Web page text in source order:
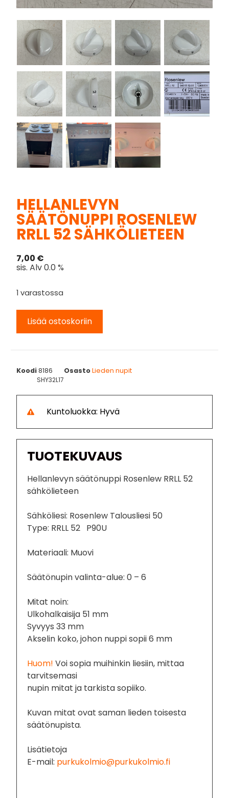
HELLANLEVYN
SÄÄTÖNUPPI ROSENLEW
RRLL 52 SÄHKÖLIETEEN
7,00 €
sis. Alv 0.0 %
1 varastossa
Lisää ostoskoriin
Koodi8186 OsastoLieden nupit
SHY32L17
Kuntoluokka: Hyvä
TUOTEKUVAUS
Hellanlevyn säätönuppi Rosenlew RRLL 52
sähkölieteen
Sähköliesi: Rosenlew Talousliesi 50
Type: RRLL 52 P90U
Materiaali: Muovi
Säätönupin valinta-alue: 0 – 6
Mitat noin:
Ulkohalkaisija 51 mm
Syvyys 33 mm
Akselin koko, johon nuppi sopii 6 mm
Huom! Voi sopia muihinkin liesiin, mittaa
tarvitsemasi
nupin mitat ja tarkista sopiiko.
Kuvan mitat ovat saman lieden toisesta
säätönupista.
Lisätietoja
E-mail: purkukolmio@purkukolmio.fi